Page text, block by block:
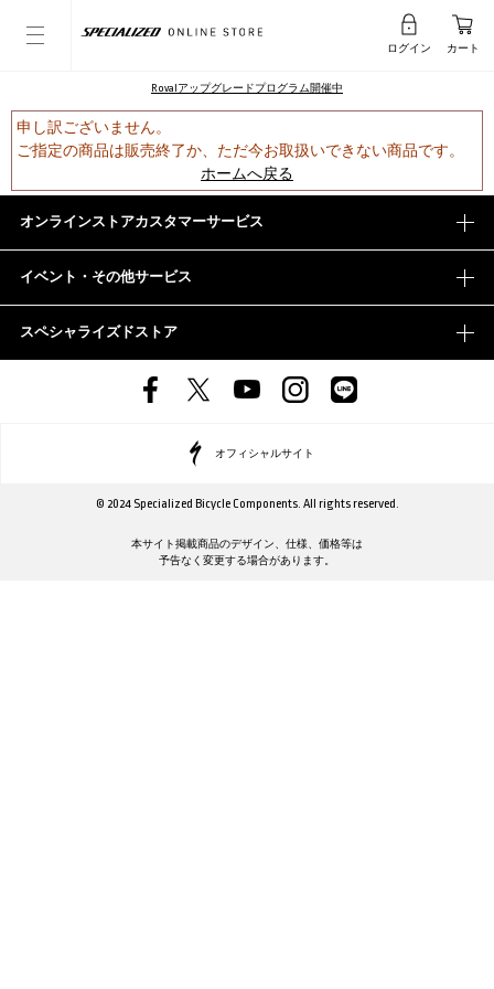
ログイン カート
Rovalアップグレードプログラム開催中
申し訳ございません。
ご指定の商品は販売終了か、ただ今お取扱いできない商品です。
ホームへ戻る
オンラインストアカスタマーサービス
イベント・その他サービス
スペシャライズドストア
オフィシャルサイト
© 2024 Specialized Bicycle Components. All rights reserved.
本サイト掲載商品のデザイン、仕様、価格等は
予告なく変更する場合があります。